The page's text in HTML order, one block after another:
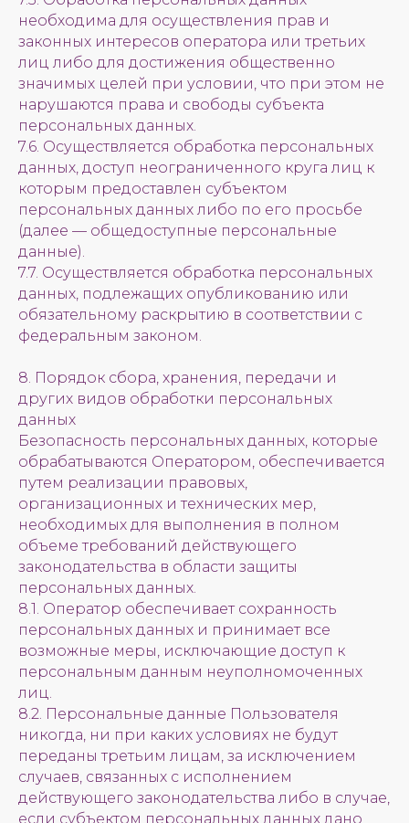
необходима для осуществления прав и
законных интересов оператора или третьих
лиц либо для достижения общественно
значимых целей при условии, что при этом не
нарушаются права и свободы субъекта
персональных данных.
7.6. Осуществляется обработка персональных
данных, доступ неограниченного круга лиц к
которым предоставлен субъектом
персональных данных либо по его просьбе
(далее — общедоступные персональные
данные).
7.7. Осуществляется обработка персональных
данных, подлежащих опубликованию или
обязательному раскрытию в соответствии с
федеральным законом.
8. Порядок сбора, хранения, передачи и
других видов обработки персональных
данных
Безопасность персональных данных, которые
обрабатываются Оператором, обеспечивается
путем реализации правовых,
организационных и технических мер,
необходимых для выполнения в полном
объеме требований действующего
законодательства в области защиты
персональных данных.
8.1. Оператор обеспечивает сохранность
персональных данных и принимает все
возможные меры, исключающие доступ к
персональным данным неуполномоченных
лиц.
8.2. Персональные данные Пользователя
никогда, ни при каких условиях не будут
переданы третьим лицам, за исключением
случаев, связанных с исполнением
действующего законодательства либо в случае,
если субъектом персональных данных дано